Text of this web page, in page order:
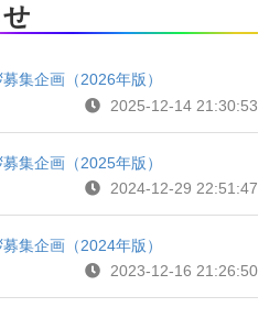
集企画（2026年版）
2025-12-14 21:30:53
集企画（2025年版）
2024-12-29 22:51:47
集企画（2024年版）
2023-12-16 21:26:50